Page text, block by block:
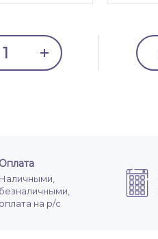
Оплата
Наличными,
безналичными,
оплата на р/с